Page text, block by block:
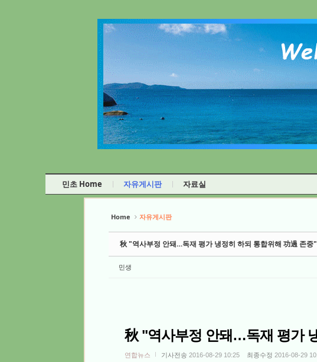
민초 Home 자유게시판 자료실
Home 자유게시판
秋 "역사부정 안돼…독재 평가 냉정히 하되 통합위해 功過 존중
민생
秋 "역사부정 안돼…독재 평가
연합뉴스 기사전송 2016-08-29 10:25 최종수정 2016-08-29
Sketchbook5, 스케치북5
Sketchbook5, 스케치북5
Sketchbook5, 스케치북5
Sketchbook5, 스케치북5